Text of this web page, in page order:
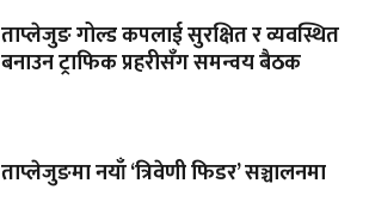
ताप्लेजुङ गोल्ड कपलाई सुरक्षित र व्यवस्थित
बनाउन ट्राफिक प्रहरीसँग समन्वय बैठक
ताप्लेजुङमा नयाँ ‘त्रिवेणी फिडर’ सञ्चालनमा